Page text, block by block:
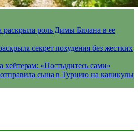
раскрыла роль Димы Билана в ее
секрет похудения без жестких
хейтерам: «Постыдитесь сами»
сына в Турцию на каникулы